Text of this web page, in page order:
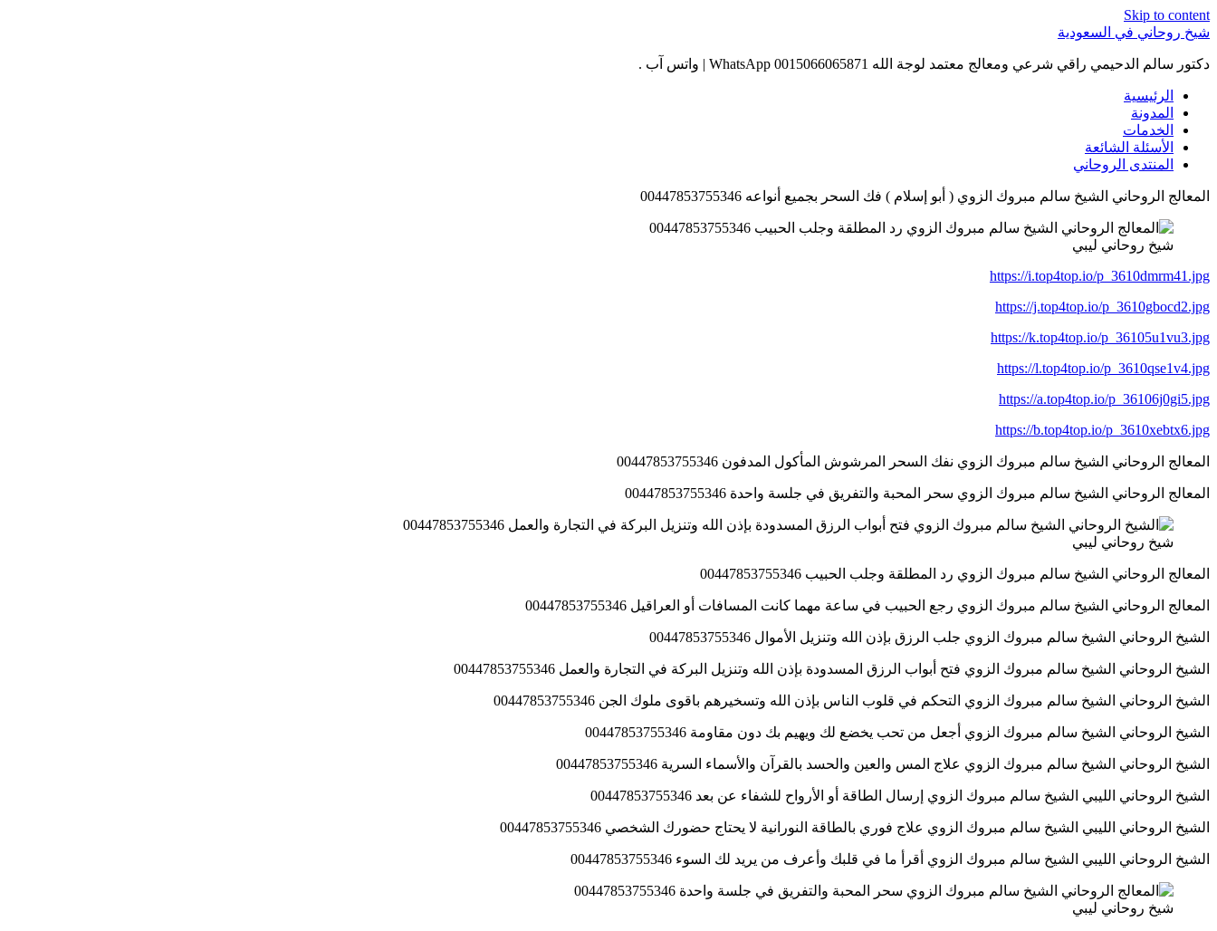
Skip to content
شيخ روحاني في السعودية
دكتور سالم الدحيمي راقي شرعي ومعالج معتمد لوجة الله 0015066065871 WhatsApp | واتس آب .
الرئيسية
المدونة
الخدمات
الأسئلة الشائعة
المنتدى الروحاني
المعالج الروحاني الشيخ سالم مبروك الزوي ( أبو إسلام ) فك السحر بجميع أنواعه 00447853755346
شيخ روحاني ليبي
https://i.top4top.io/p_3610dmrm41.jpg
https://j.top4top.io/p_3610gbocd2.jpg
https://k.top4top.io/p_36105u1vu3.jpg
https://l.top4top.io/p_3610qse1v4.jpg
https://a.top4top.io/p_36106j0gi5.jpg
https://b.top4top.io/p_3610xebtx6.jpg
المعالج الروحاني الشيخ سالم مبروك الزوي نفك السحر المرشوش المأكول المدفون 00447853755346
المعالج الروحاني الشيخ سالم مبروك الزوي سحر المحبة والتفريق في جلسة واحدة 00447853755346
شيخ روحاني ليبي
المعالج الروحاني الشيخ سالم مبروك الزوي رد المطلقة وجلب الحبيب 00447853755346
المعالج الروحاني الشيخ سالم مبروك الزوي رجع الحبيب في ساعة مهما كانت المسافات أو العراقيل 00447853755346
الشيخ الروحاني الشيخ سالم مبروك الزوي جلب الرزق بإذن الله وتنزيل الأموال 00447853755346
الشيخ الروحاني الشيخ سالم مبروك الزوي فتح أبواب الرزق المسدودة بإذن الله وتنزيل البركة في التجارة والعمل 00447853755346
الشيخ الروحاني الشيخ سالم مبروك الزوي التحكم في قلوب الناس بإذن الله وتسخيرهم باقوى ملوك الجن 00447853755346
الشيخ الروحاني الشيخ سالم مبروك الزوي أجعل من تحب يخضع لك ويهيم بك دون مقاومة 00447853755346
الشيخ الروحاني الشيخ سالم مبروك الزوي علاج المس والعين والحسد بالقرآن والأسماء السرية 00447853755346
الشيخ الروحاني الليبي الشيخ سالم مبروك الزوي إرسال الطاقة أو الأرواح للشفاء عن بعد 00447853755346
الشيخ الروحاني الليبي الشيخ سالم مبروك الزوي علاج فوري بالطاقة النورانية لا يحتاج حضورك الشخصي 00447853755346
الشيخ الروحاني الليبي الشيخ سالم مبروك الزوي أقرأ ما في قلبك وأعرف من يريد لك السوء 00447853755346
شيخ روحاني ليبي